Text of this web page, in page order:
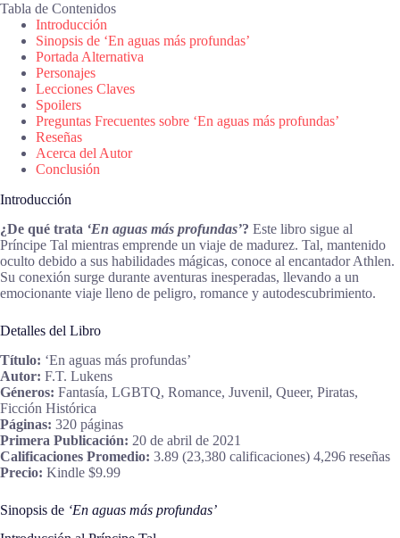
Tabla de Contenidos
Introducción
Sinopsis de ‘En aguas más profundas’
Portada Alternativa
Personajes
Lecciones Claves
Spoilers
Preguntas Frecuentes sobre ‘En aguas más profundas’
Reseñas
Acerca del Autor
Conclusión
Introducción
¿De qué trata ‘En aguas más profundas’? Este libro sigue al
Príncipe Tal mientras emprende un viaje de madurez. Tal, mantenido
oculto debido a sus habilidades mágicas, conoce al encantador Athlen.
Su conexión surge durante aventuras inesperadas, llevando a un
emocionante viaje lleno de peligro, romance y autodescubrimiento.
Detalles del Libro
Título: ‘En aguas más profundas’
Autor: F.T. Lukens
Géneros: Fantasía, LGBTQ, Romance, Juvenil, Queer, Piratas,
Ficción Histórica
Páginas: 320 páginas
Primera Publicación: 20 de abril de 2021
Calificaciones Promedio: 3.89 (23,380 calificaciones) 4,296 reseñas
Precio: Kindle $9.99
Sinopsis de ‘En aguas más profundas’